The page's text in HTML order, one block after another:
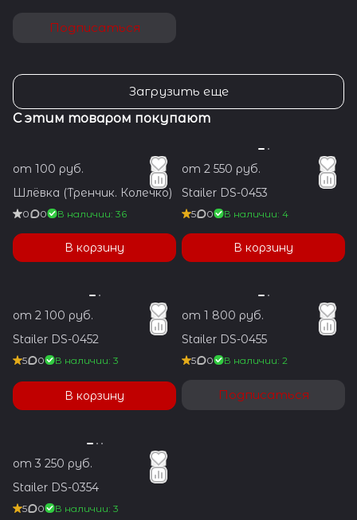
Подписаться
Загрузить еще
С этим товаром покупают
от 100 руб.
Шлёвка (Тренчик. Колечко)
0 0 В наличии: 36
В корзину
от 2 550 руб.
Stailer DS-0453
5 0 В наличии: 4
В корзину
от 2 100 руб.
Stailer DS-0452
5 0 В наличии: 3
В корзину
от 1 800 руб.
Stailer DS-0455
5 0 В наличии: 2
Подписаться
от 3 250 руб.
Stailer DS-0354
5 0 В наличии: 3